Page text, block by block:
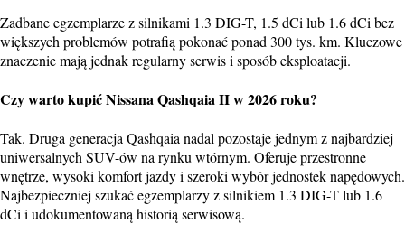
Zadbane egzemplarze z silnikami 1.3 DIG-T, 1.5 dCi lub 1.6 dCi bez
większych problemów potrafią pokonać ponad 300 tys. km. Kluczowe
znaczenie mają jednak regularny serwis i sposób eksploatacji.
Czy warto kupić Nissana Qashqaia II w 2026 roku?
Tak. Druga generacja Qashqaia nadal pozostaje jednym z najbardziej
uniwersalnych SUV-ów na rynku wtórnym. Oferuje przestronne
wnętrze, wysoki komfort jazdy i szeroki wybór jednostek napędowych.
Najbezpieczniej szukać egzemplarzy z silnikiem 1.3 DIG-T lub 1.6
dCi i udokumentowaną historią serwisową.